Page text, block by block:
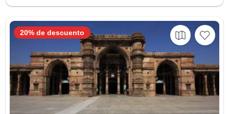
20% de descuento